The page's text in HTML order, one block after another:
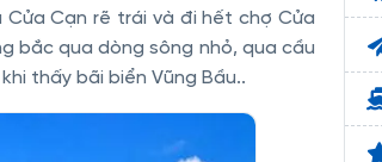
Cạn rẽ trái và đi hết chợ Cửa
bắc qua dòng sông nhỏ, qua cầu
thấy bãi biển Vũng Bầu..